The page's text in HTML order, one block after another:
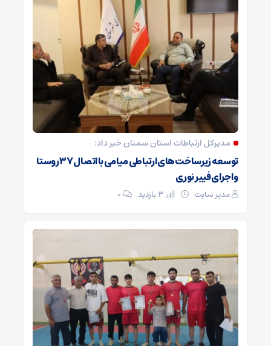
مدیرکل ارتباطات استان سمنان خبر داد:
توسعه زیرساخت‌های ارتباطی میامی با اتصال ۳۷ روستا
و اجرای فیبر نوری
مدیر سایت ۰